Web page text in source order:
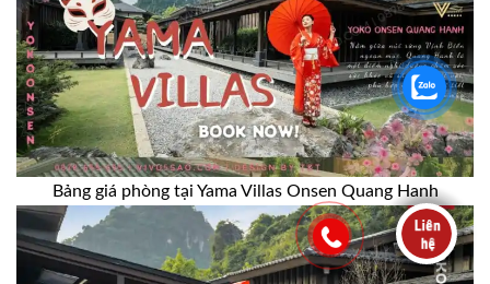
Bảng giá phòng tại Yama Villas Onsen Quang Hanh